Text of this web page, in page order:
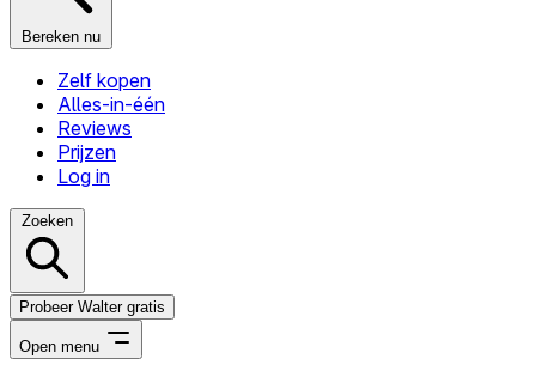
Bereken nu
Zelf kopen
Alles-in-één
Reviews
Prijzen
Log in
Zoeken
Probeer Walter gratis
Open menu